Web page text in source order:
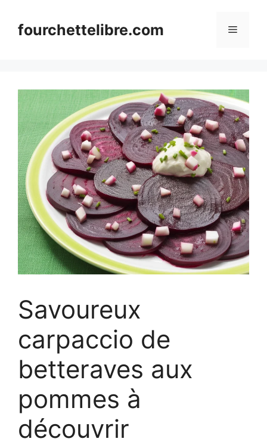
contentfourchettelibre.com Menu
Savoureux
carpaccio de
betteraves aux
pommes à
découvrir